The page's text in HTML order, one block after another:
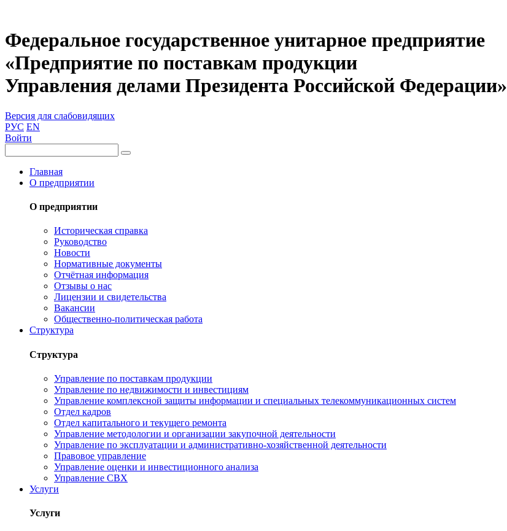
Федеральное государственное унитарное предприятие
«Предприятие по поставкам продукции
Управления делами Президента Российской Федерации»
Версия для слабовидящих
РУС EN
Войти
Главная
О предприятии
О предприятии
Историческая справка
Руководство
Новости
Нормативные документы
Отчётная информация
Отзывы о нас
Лицензии и свидетельства
Вакансии
Общественно-политическая работа
Структура
Структура
Управление по поставкам продукции
Управление по недвижимости и инвестициям
Управление комплексной защиты информации и специальных телекоммуникационных систем
Отдел кадров
Отдел капитального и текущего ремонта
Управление методологии и организации закупочной деятельности
Управление по эксплуатации и административно-хозяйственной деятельности
Правовое управление
Управление оценки и инвестиционного анализа
Управление СВХ
Услуги
Услуги